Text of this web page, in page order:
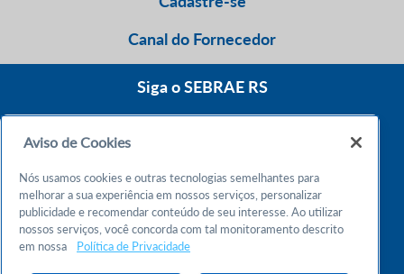
Canal do Fornecedor
Siga o SEBRAE RS
Atendimento 24h
Chame no WhatsApp
Aviso de Cookies
Nós usamos cookies e outras tecnologias semelhantes para
melhorar a sua experiência em nossos serviços, personalizar
publicidade e recomendar conteúdo de seu interesse. Ao utilizar
nossos serviços, você concorda com tal monitoramento descrito
em nossa
Política de Privacidade